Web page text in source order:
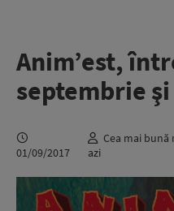
Anim’est,
septembrie
01/09/2017
Cea mai bună
azi